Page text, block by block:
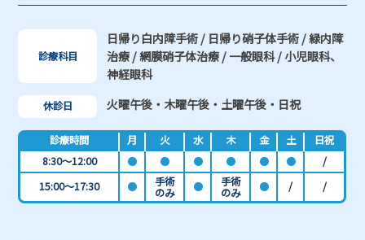
診療科目
日帰り白内障手術 / 日帰り硝子体手術 / 緑内障
治療 / 網膜硝子体治療 / 一般眼科 / 小児眼科、
神経眼科
休診日 火曜午後・木曜午後・土曜午後・日祝
診療時間 月 火 水 木 金 土
日祝
8:30～12:00
● ● ● ● ● ●
/
15:00～17:30
● 手術
のみ ● 手術
のみ ● / /